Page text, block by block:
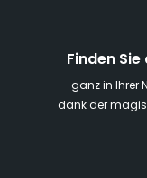
Finden
ganz in Ihrer
dank der